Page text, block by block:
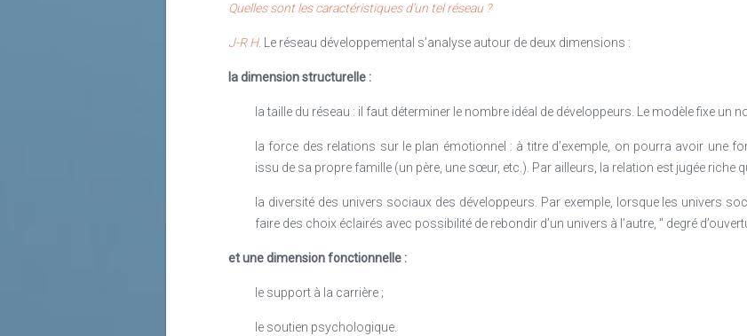
Quelles sont les caractéristiques d’un tel réseau ?
J-R H. Le réseau développemental s’analyse autour de deux dimensions :
la dimension structurelle :
la taille du réseau : il faut déterminer le nombre idéal de développeurs. Le modèle fixe un
la force des relations sur le plan émotionnel : à titre d’exemple, on pourra avoir une
issu de sa propre famille (un père, une sœur, etc.). Par ailleurs, la relation est jugée riche
la diversité des univers sociaux des développeurs. Par exemple, lorsque les univers
faire des choix éclairés avec possibilité de rebondir d’un univers à l’autre, " degré
et une dimension fonctionnelle :
le support à la carrière ;
le soutien psychologique.